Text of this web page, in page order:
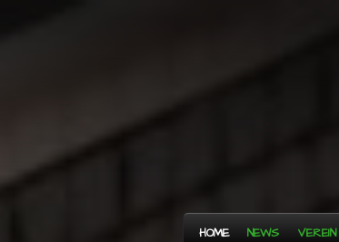
HOME NEWS VEREIN